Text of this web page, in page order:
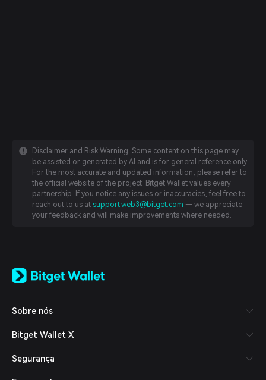
Disclaimer and Risk Warning: Some content on this page may
be assisted or generated by AI and is for general reference only.
For the most accurate and updated information, please refer to
the official website of the project. Bitget Wallet values every
partnership. If you notice any issues or inaccuracies, feel free to
reach out to us at support.web3@bitget.com — we appreciate
your feedback and will make improvements where needed.
日本語
Español (Latinoamérica)
Italiano
Deutsch
Sobre nós
Bitget Wallet X
Segurança